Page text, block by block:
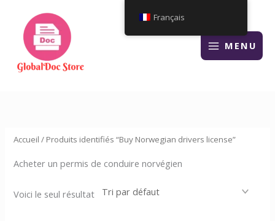
contenu
MENU
Accueil / Produits identifiés “Buy Norwegian drivers license”
Acheter un permis de conduire norvégien
Voici le seul résultat
Français